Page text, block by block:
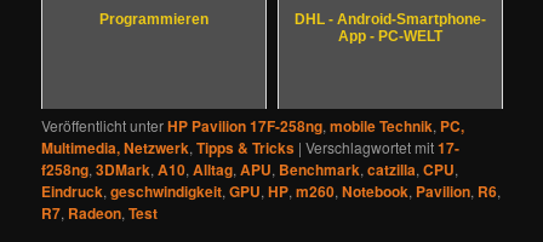
Programmieren
DHL - Android-Smartphone-
App - PC-WELT
Veröffentlicht unterHP Pavilion 17F-258ng,mobile Technik, PC,
Multimedia, Netzwerk,Tipps & Tricks |Verschlagwortet mit17-
f258ng,3DMark,A10,Alltag,APU, Benchmark,catzilla,CPU,
Eindruck,geschwindigkeit,GPU,HP,m260,Notebook, Pavilion, R6,
R7, Radeon,Test